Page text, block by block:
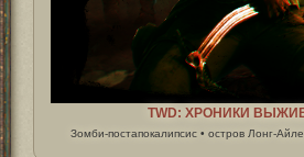
TWD: ХРОНИКИ
Зомби-постапокалипсис • остров Лонг-